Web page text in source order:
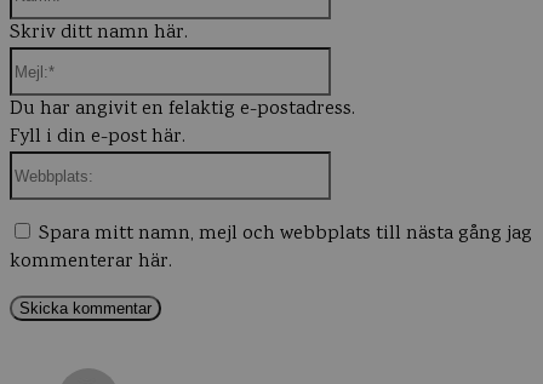
Skriv ditt namn här.
Du har angivit en felaktig e-postadress.
Fyll i din e-post här.
Spara mitt namn, mejl och webbplats till nästa gång jag
kommenterar här.